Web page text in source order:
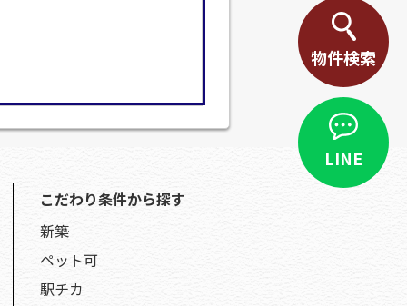
物件検索
LINE
こだわり条件から探す
新築
ペット可
駅チカ